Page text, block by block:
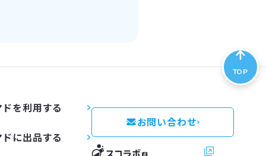
TOP
を利用する
に出品する
お問い合わせ